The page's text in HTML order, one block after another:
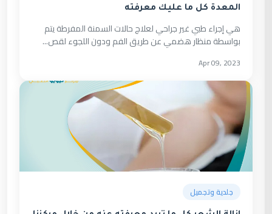
المعدة كل ما عليك معرفته
هي إجراء طبي غير جراحي لعلاج حالات السمنة المفرطة يتم
بواسطة منظار هضمي عن طريق الفم ودون اللجوء لقص...
Apr 09, 2023
جلدية وتجميل